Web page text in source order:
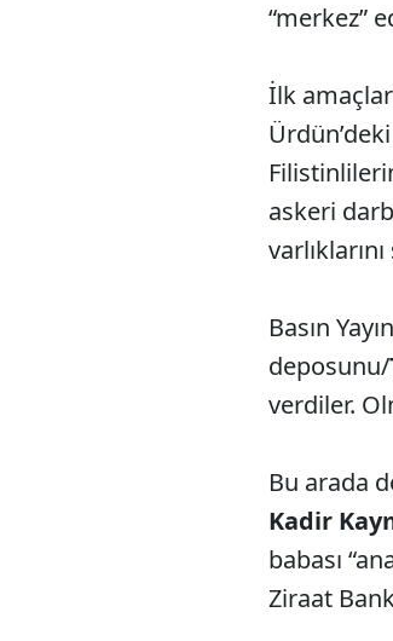
“merkez”
İlk
askeri
Basın
deposunu/
verdiler.
Bu arada
Kadir
babası
Ziraat